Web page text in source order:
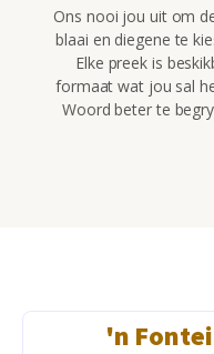
Ons nooi jou uit om
blaai en diegene te
Elke preek is
formaat wat jou sal
Woord beter te
'n